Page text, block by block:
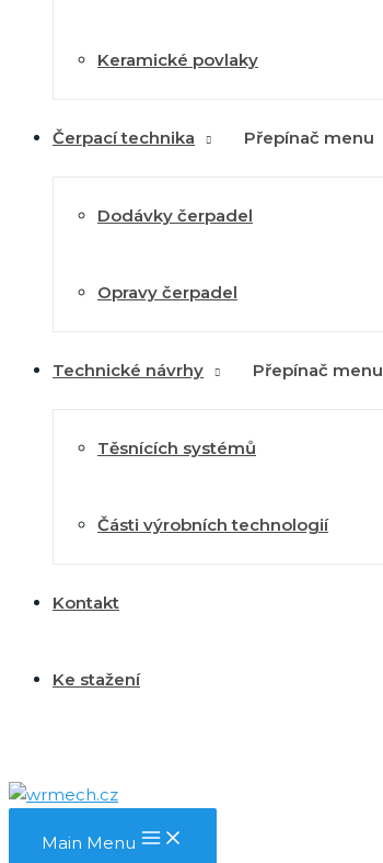
Keramické povlaky
Čerpací technika Přepínač menu
Dodávky čerpadel
Opravy čerpadel
Technické návrhy Přepínač menu
Těsnících systémů
Části výrobních technologií
Kontakt
Ke stažení
Main Menu